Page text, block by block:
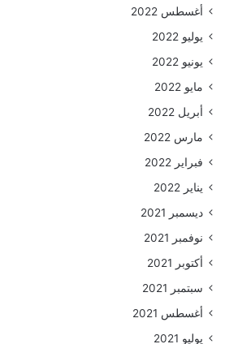
أغسطس 2022
يوليو 2022
يونيو 2022
مايو 2022
أبريل 2022
مارس 2022
فبراير 2022
يناير 2022
ديسمبر 2021
نوفمبر 2021
أكتوبر 2021
سبتمبر 2021
أغسطس 2021
يوليو 2021